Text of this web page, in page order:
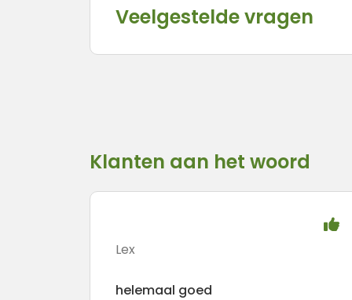
Veelgestelde vragen
Klanten aan het woord
Lex
helemaal goed